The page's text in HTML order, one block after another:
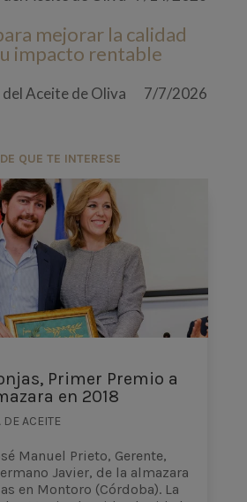
mejorar la calidad
impacto rentable
Aceite de Oliva 7/7/2026
QUE TE INTERESE
Primer Premio a
en 2018
DE ACEITE
Manuel Prieto, Gerente,
Javier, de la almazara
en Montoro (Córdoba). La